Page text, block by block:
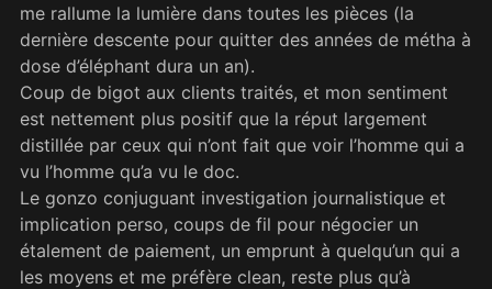
me rallume la lumière dans toutes les pièces (la
dernière descente pour quitter des années de métha à
dose d’éléphant dura un an).
Coup de bigot aux clients traités, et mon sentiment
est nettement plus positif que la réput largement
distillée par ceux qui n’ont fait que voir l’homme qui a
vu l’homme qu’a vu le doc.
Le gonzo conjuguant investigation journalistique et
implication perso, coups de fil pour négocier un
étalement de paiement, un emprunt à quelqu’un qui a
les moyens et me préfère clean, reste plus qu’à